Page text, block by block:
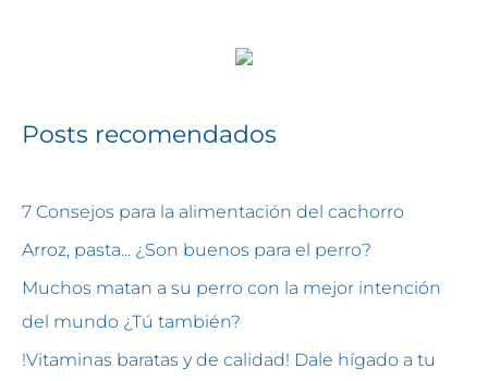
Posts recomendados
7 Consejos para la alimentación del cachorro
Arroz, pasta... ¿Son buenos para el perro?
Muchos matan a su perro con la mejor intención
del mundo ¿Tú también?
!Vitaminas baratas y de calidad! Dale hígado a tu